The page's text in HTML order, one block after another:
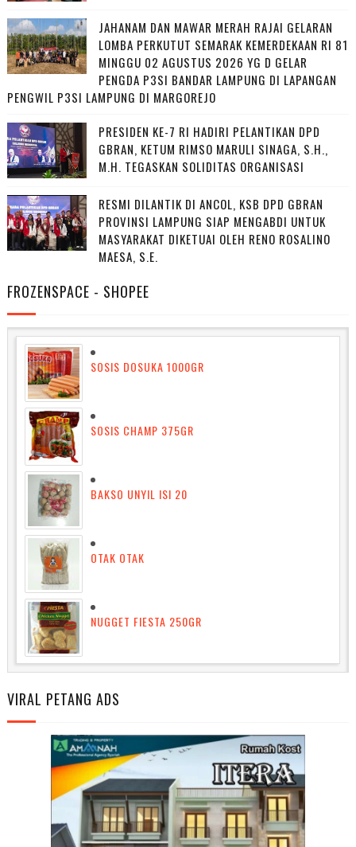
JAHANAM DAN MAWAR MERAH RAJAI GELARAN
LOMBA PERKUTUT SEMARAK KEMERDEKAAN RI 81
MINGGU 02 AGUSTUS 2026 YG D GELAR
PENGDA P3SI BANDAR LAMPUNG DI LAPANGAN
PENGWIL P3SI LAMPUNG DI MARGOREJO
PRESIDEN KE-7 RI HADIRI PELANTIKAN DPD
GBRAN, KETUM RIMSO MARULI SINAGA, S.H.,
M.H. TEGASKAN SOLIDITAS ORGANISASI
RESMI DILANTIK DI ANCOL, KSB DPD GBRAN
PROVINSI LAMPUNG SIAP MENGABDI UNTUK
MASYARAKAT DIKETUAI OLEH RENO ROSALINO
MAESA, S.E.
FROZENSPACE - SHOPEE
SOSIS DOSUKA 1000GR
SOSIS CHAMP 375GR
BAKSO UNYIL ISI 20
OTAK OTAK
NUGGET FIESTA 250GR
VIRAL PETANG ADS